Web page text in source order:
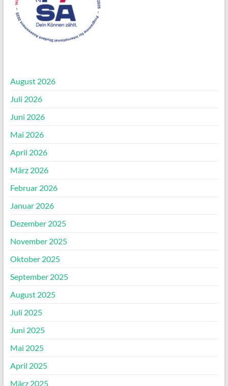
August 2026
Juli 2026
Juni 2026
Mai 2026
April 2026
März 2026
Februar 2026
Januar 2026
Dezember 2025
November 2025
Oktober 2025
September 2025
August 2025
Juli 2025
Juni 2025
Mai 2025
April 2025
März 2025